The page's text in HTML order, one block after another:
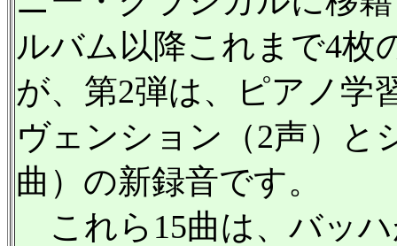
ルバム以降これまで4枚
が、第2弾は、ピアノ学
ヴェンション（2声）と
曲）の新録音です。
これら15曲は、バッ